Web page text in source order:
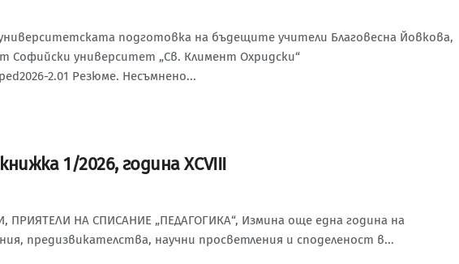
подготовка на бъдещите учители Благовесна Йовкова,
Софийски университет „Св. Климент Охридски“
2.01 Резюме. Несъмнено...
2026 Г.1/2026, година XCVIII
ПРИЯТЕЛИ НА СПИСАНИЕ „ПЕДАГОГИКА“, Измина още една година на
предизвикателства, научни просветления и споделеност в...